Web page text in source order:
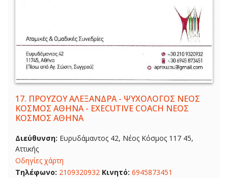
17. ΠΡΟΥΖΟΥ ΑΛΕΞΑΝΔΡΑ - ΨΥΧΟΛΟΓΟΣ ΝΕΟΣ
ΚΟΣΜΟΣ ΑΘΗΝΑ - EXECUTIVE COACH ΝΕΟΣ
ΚΟΣΜΟΣ ΑΘΗΝΑ
Διεύθυνση: Ευρυδάμαντος 42, Νέος Κόσμος 117 45,
Αττικής
Οδηγίες χάρτη
Τηλέφωνο: 2109320932 Κινητό: 6945873451